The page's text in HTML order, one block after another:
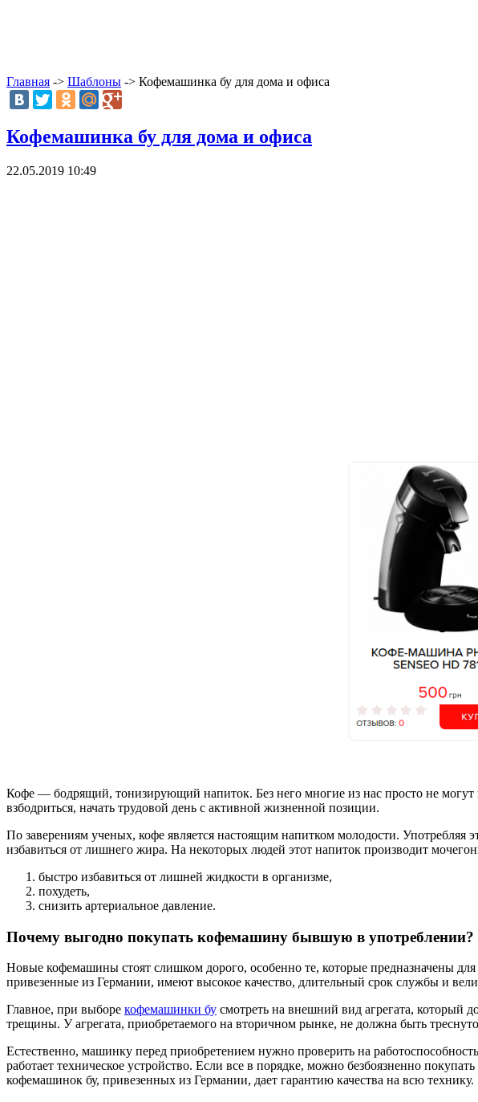
Главная -> Шаблоны -> Кофемашинка бу для дома и офиса
Кофемашинка бу для дома и офиса
22.05.2019 10:49
Кофе — бодрящий, тонизирующий напиток. Без него многие из нас просто не могут
взбодриться, начать трудовой день с активной жизненной позиции.
По заверениям ученых, кофе является настоящим напитком молодости. Употребляя
избавиться от лишнего жира. На некоторых людей этот напиток производит
быстро избавиться от лишней жидкости в организме,
похудеть,
снизить артериальное давление.
Почему выгодно покупать кофемашину бывшую в употреблении?
Новые кофемашины стоят слишком дорого, особенно те, которые предназначены
привезенные из Германии, имеют высокое качество, длительный срок службы и
Главное, при выборе кофемашинки бу смотреть на внешний вид агрегата, который
трещины. У агрегата, приобретаемого на вторичном рынке, не должна быть
Естественно, машинку перед приобретением нужно проверить на
работает техническое устройство. Если все в порядке, можно безбоязненно
кофемашинок бу, привезенных из Германии, дает гарантию качества на всю технику.